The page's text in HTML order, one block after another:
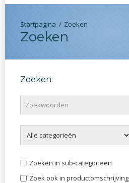
Zoeken
Zoeken
Zoeken:
Zoeken in sub-categorieën
Zoek ook in productomschrijving